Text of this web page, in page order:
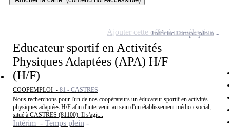
Educateur sportif en Activités
Physiques Adaptées (APA) H/F
(H/F)
COOPEMPLOI - 81 - CASTRES
Nous recherchons pour l'un de nos coopérateurs un éducateur sportif en activités
physiques adaptées H/F afin d'intervenir au sein d'un établissement médico-social,
situé à CASTRES (81100). Il s'agit...
Intérim - Temps plein
IntérimTemps plein
Ajouter cette offre à ma sélection